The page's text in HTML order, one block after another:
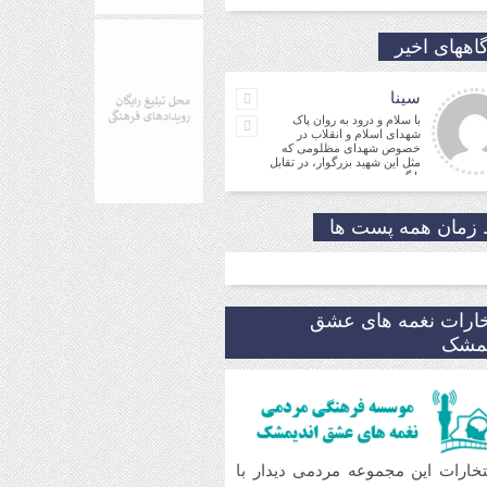
اخیر
سینا
با سلام و درود به روان پاک
شهدای اسلام و انقلاب در
خصوص شهدای مظلومی که
مثل این شهید بزرگوار، در تقابل
با گروه
جمالی نسب
موفق باشید و تندرست
مهدی شریفی
که جوانانی مثه شما
مدیر
فرهنگی
و ارادت. بله از طریق خط
شما در شبکه های مجازی
گردید.
همه پست ها
نغمه های عشق
این مجموعه مردمی دیدار با